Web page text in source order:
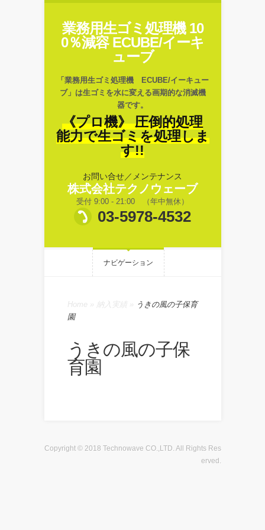
業務用生ゴミ処理機 10
0％減容 ECUBE/イーキ
ューブ
「業務用生ゴミ処理機 ECUBE/イーキュー
ブ」は生ゴミを水に変える画期的な消滅機
器です。
《プロ機》 圧倒的処理
能力で生ゴミを処理しま
す!!
お問い合せ／メンテナンス
株式会社テクノウェーブ
受付 9:00 - 21:00 （年中無休）
03-5978-4532
ナビゲーション
Home 納入実績
うきの風の子保育
園
うきの風の子保
育園
Copyright © 2018 Technowave CO.,LTD. All Rights Res
erved.